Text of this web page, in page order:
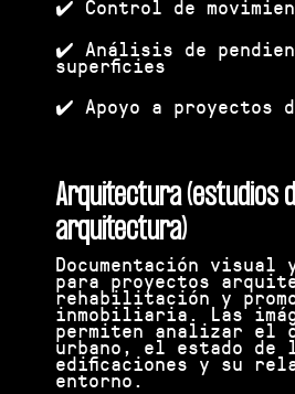
✔️ Control de
✔️ Análisis de
superficies
✔️ Apoyo a proyectos
Arquitectura (estudios
arquitectura)
Documentación visual
para proyectos
rehabilitación y
inmobiliaria. Las
permiten analizar el
urbano, el estado de
edificaciones y su
entorno.